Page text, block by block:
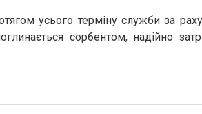
усього терміну служби за
сорбентом, надійно